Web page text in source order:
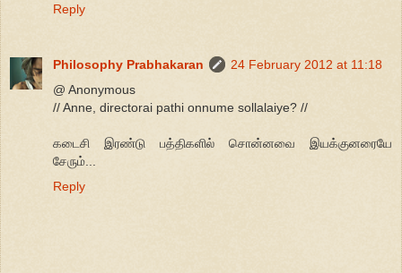
Reply
Philosophy Prabhakaran
24 February 2012 at 11:18
@ Anonymous
// Anne, directorai pathi onnume sollalaiye? //
கடைசி இரண்டு பத்திகளில் சொன்னவை இயக்குனரையே
சேரும்...
Reply